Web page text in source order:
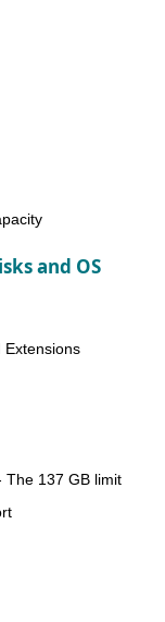
and OS
Extensions
The 137 GB limit